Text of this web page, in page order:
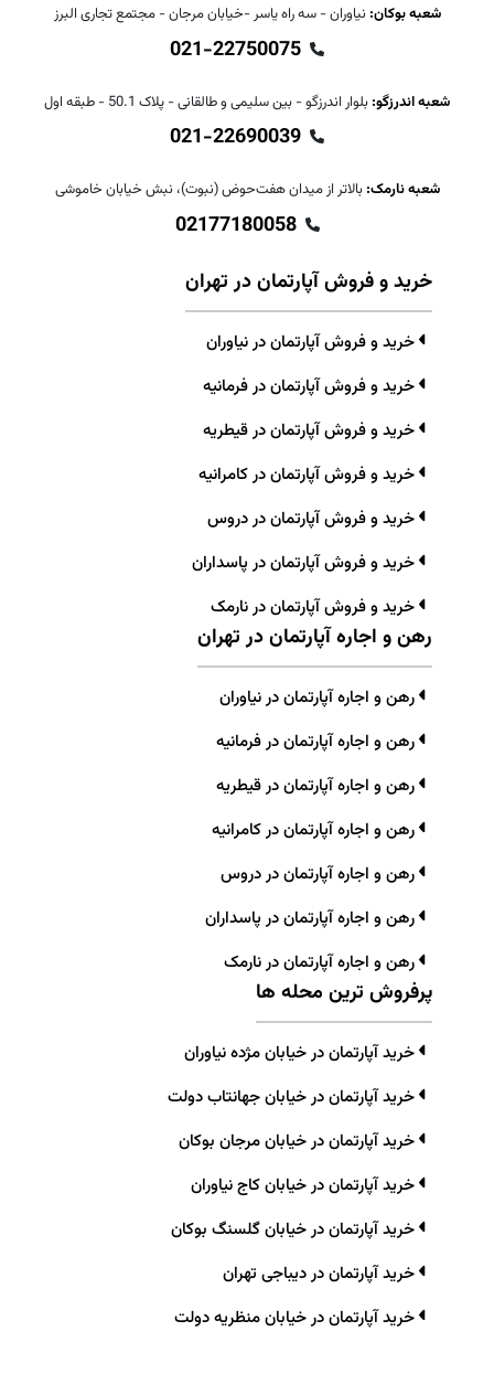
شعبه بوکان: نیاوران - سه راه یاسر -خیابان مرجان - مجتمع تجاری البرز
021-22750075
شعبه اندرزگو: بلوار اندرزگو - بین سلیمی و طالقانی - پلاک 50.1 - طبقه اول
021-22690039
شعبه نارمک: بالاتر از میدان هفت‌حوض (نبوت)، نبش خیابان خاموشی
02177180058
خرید و فروش آپارتمان در تهران
خرید و فروش آپارتمان در نیاوران
خرید و فروش آپارتمان در فرمانیه
خرید و فروش آپارتمان در قیطریه
خرید و فروش آپارتمان در کامرانیه
خرید و فروش آپارتمان در دروس
خرید و فروش آپارتمان در پاسداران
خرید و فروش آپارتمان در نارمک
رهن و اجاره آپارتمان در تهران
رهن و اجاره آپارتمان در نیاوران
رهن و اجاره آپارتمان در فرمانیه
رهن و اجاره آپارتمان در قیطریه
رهن و اجاره آپارتمان در کامرانیه
رهن و اجاره آپارتمان در دروس
رهن و اجاره آپارتمان در پاسداران
رهن و اجاره آپارتمان در نارمک
پرفروش ترین محله ها
خرید آپارتمان در خیابان مژده نیاوران
خرید آپارتمان در خیابان جهانتاب دولت
خرید آپارتمان در خیابان مرجان بوکان
خرید آپارتمان در خیابان کاج نیاوران
خرید آپارتمان در خیابان گلسنگ بوکان
خرید آپارتمان در دیباجی تهران
خرید آپارتمان در خیابان منظریه دولت